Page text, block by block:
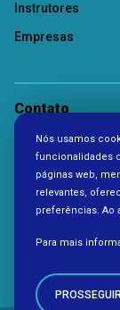
Instrutores
Empresas
Contato
Nós usamos
funcionalidades
páginas web,
relevantes,
preferências. Ao
Para mais